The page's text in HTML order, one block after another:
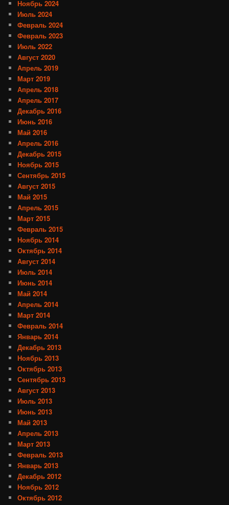
Ноябрь 2024
Июль 2024
Февраль 2024
Февраль 2023
Июль 2022
Август 2020
Апрель 2019
Март 2019
Апрель 2018
Апрель 2017
Декабрь 2016
Июнь 2016
Май 2016
Апрель 2016
Декабрь 2015
Ноябрь 2015
Сентябрь 2015
Август 2015
Май 2015
Апрель 2015
Март 2015
Февраль 2015
Ноябрь 2014
Октябрь 2014
Август 2014
Июль 2014
Июнь 2014
Май 2014
Апрель 2014
Март 2014
Февраль 2014
Январь 2014
Декабрь 2013
Ноябрь 2013
Октябрь 2013
Сентябрь 2013
Август 2013
Июль 2013
Июнь 2013
Май 2013
Апрель 2013
Март 2013
Февраль 2013
Январь 2013
Декабрь 2012
Ноябрь 2012
Октябрь 2012